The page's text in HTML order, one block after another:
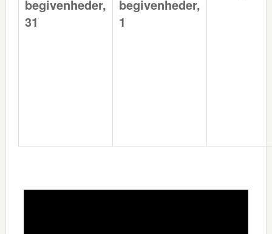
begivenheder,
31
begivenheder,
1